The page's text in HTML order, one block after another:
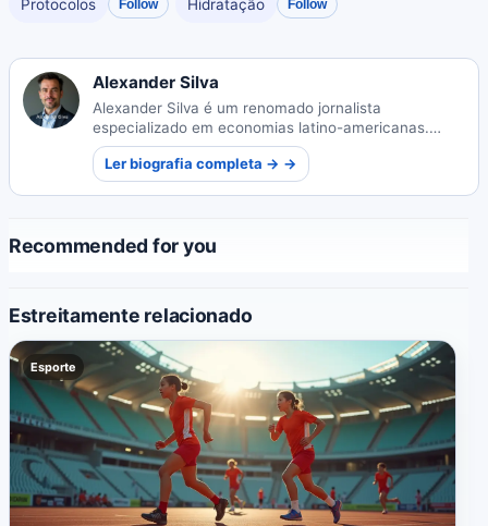
Protocolos Follow Hidratação Follow
Alexander Silva
Alexander Silva é um renomado jornalista
especializado em economias latino-americanas.
Suas análises perspicazes oferecem perspectivas
valiosas sobre o cenário financeiro da região.
Ler biografia completa → →
Recommended for you
Estreitamente relacionado
Esporte